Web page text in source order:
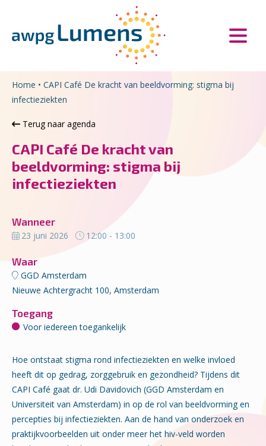
Home • CAPI Café De kracht van beeldvorming: stigma bij
infectieziekten
Terug naar agenda
CAPI Café De kracht van
beeldvorming: stigma bij
infectieziekten
Wanneer
23 juni 2026 12:00 - 13:00
Waar
GGD Amsterdam
Nieuwe Achtergracht 100, Amsterdam
Toegang
Voor iedereen toegankelijk
Hoe ontstaat stigma rond infectieziekten en welke invloed
heeft dit op gedrag, zorggebruik en gezondheid? Tijdens dit
CAPI Café gaat dr. Udi Davidovich (GGD Amsterdam en
Universiteit van Amsterdam) in op de rol van beeldvorming en
percepties bij infectieziekten. Aan de hand van onderzoek en
praktijkvoorbeelden uit onder meer het hiv-veld worden